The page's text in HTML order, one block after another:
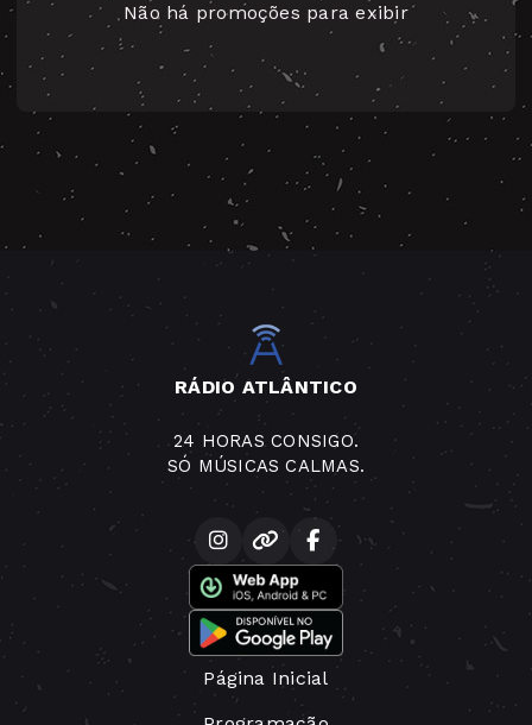
Não há promoções para exibir
RÁDIO ATLÂNTICO
24 HORAS CONSIGO.
SÓ MÚSICAS CALMAS.
Página Inicial